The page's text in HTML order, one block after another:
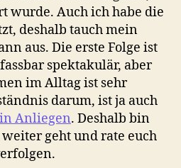
wurde. Auch ich habe die
deshalb tauch mein
aus. Die erste Folge ist
spektakulär, aber
im Alltag ist sehr
darum, ist ja auch
Anliegen. Deshalb bin
geht und rate euch